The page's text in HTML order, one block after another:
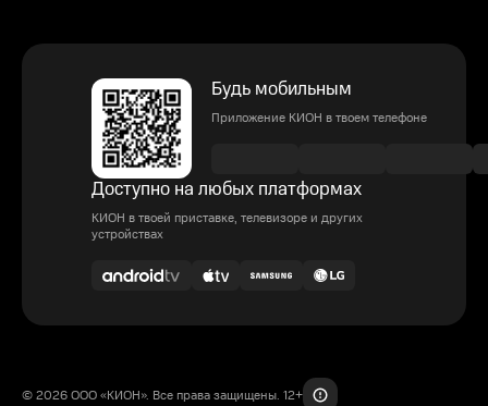
Будь мобильным
Приложение КИОН в твоем телефоне
Доступно на любых платформах
КИОН в твоей приставке, телевизоре и других
устройствах
© 2026 ООО «КИОН». Все права защищены. 12+